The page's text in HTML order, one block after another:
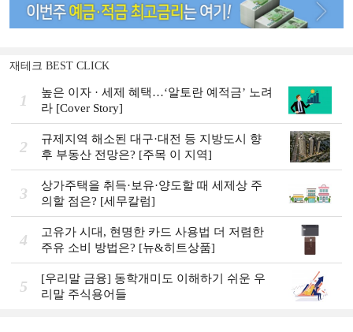
재테크 BEST CLICK
1
높은 이자 · 세제 혜택…‘알토란 예적금’ 노려
라 [Cover Story]
2
규제지역 해소된 대구·대전 등 지방도시 향
후 부동산 전망은? [주목 이 지역]
3
상가주택을 취득·보유·양도할 때 세제상 주
의할 점은? [세무칼럼]
4
고유가 시대, 현명한 카드 사용법 더 저렴한
주유 소비 방법은? [뉴&히트상품]
5
[우리말 금융] 동학개미도 이해하기 쉬운 우
리말 주식용어들